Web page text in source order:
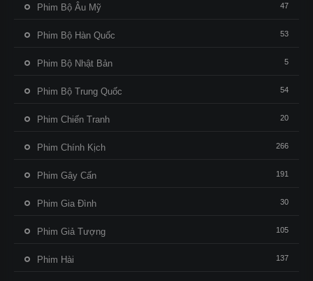
Phim Bộ Âu Mỹ 47
Phim Bộ Hàn Quốc 53
Phim Bộ Nhật Bản 5
Phim Bộ Trung Quốc 54
Phim Chiến Tranh 20
Phim Chính Kịch 266
Phim Gây Cấn 191
Phim Gia Đình 30
Phim Giả Tượng 105
Phim Hài 137